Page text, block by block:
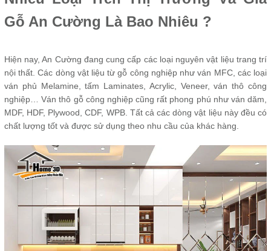
Gỗ An Cường Là Bao Nhiêu ?
Hiện nay, An Cường đang cung cấp các loại nguyên vật liệu trang trí
nội thất. Các dòng vật liệu từ gỗ công nghiệp như ván MFC, các loại
ván phủ Melamine, tấm Laminates, Acrylic, Veneer, ván thô công
nghiệp… Ván thô gỗ công nghiệp cũng rất phong phú như ván dăm,
MDF, HDF, Plywood, CDF, WPB. Tất cả các dòng vật liệu này đều có
chất lượng tốt và được sử dụng theo nhu cầu của khác hàng.